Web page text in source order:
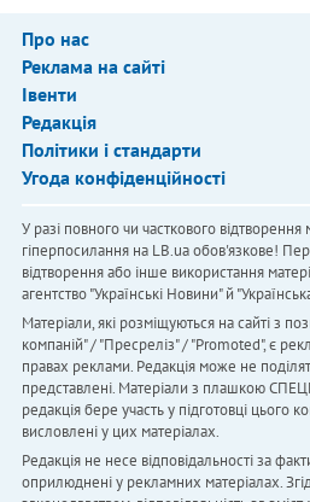
Про нас
Реклама на сайті
Івенти
Редакція
Політики і стандарти
Угода конфіденційності
У разі повного чи часткового відтворення
гіперпосилання на LB.ua обов'язкове!
відтворення або інше використання
агентство "Українськi Новини" й
Матеріали, які розміщуються на сайті з
компаній" / "Пресреліз" / "Promoted", є
правах реклами. Редакція може не
представлені. Матеріали з плашкою
редакція бере участь у підготовці цього
висловлені у цих матеріалах.
Редакція не несе відповідальності за
оприлюднені у рекламних матеріалах.